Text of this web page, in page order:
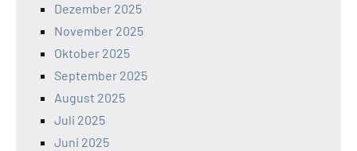
Dezember 2025
November 2025
Oktober 2025
September 2025
August 2025
Juli 2025
Juni 2025